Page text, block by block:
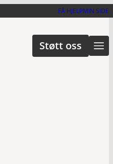
FÅ HJELPMIN SIDE
Støtt oss